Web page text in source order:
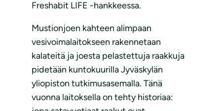
Freshabit LIFE -hankkeessa.
Mustionjoen kahteen alimpaan
vesivoimalaitokseen rakennetaan
kalateitä ja joesta pelastettuja raakkuja
pidetään kuntokuurilla Jyväskylän
yliopiston tutkimusasemalla. Tänä
vuonna laitoksella on tehty historiaa: